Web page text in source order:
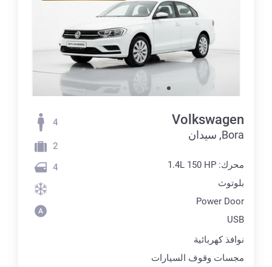
Volkswagen
Bora, سيدان
محرك: 1.4L 150 HP
بلوتوث
Power Door
USB
نوافذ كهربائية
مجسات وقوف السيارات
4
2
4